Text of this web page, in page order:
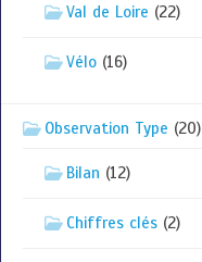
Val de Loire (22)
Vélo (16)
Observation Type (20)
Bilan (12)
Chiffres clés (2)